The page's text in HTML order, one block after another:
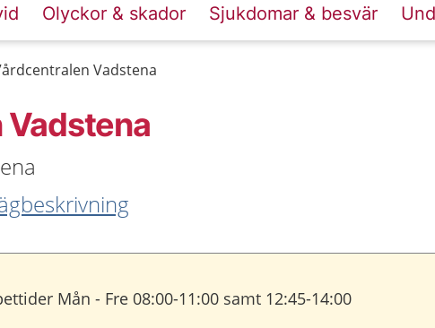
Olyckor & skador Sjukdomar & besvär
Vadstena
Mån - Fre 08:00-11:00 samt 12:45-14:00